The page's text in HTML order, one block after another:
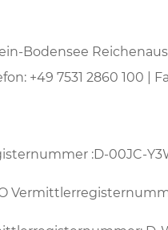
Bodensee
+49 7531 2860 100 |
:D-00JC-